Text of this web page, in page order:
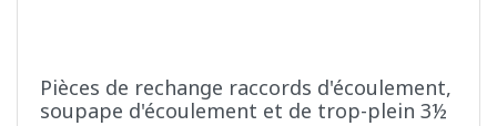
Pièces de rechange raccords d'écoulement,
soupape d'écoulement et de trop-plein 3½